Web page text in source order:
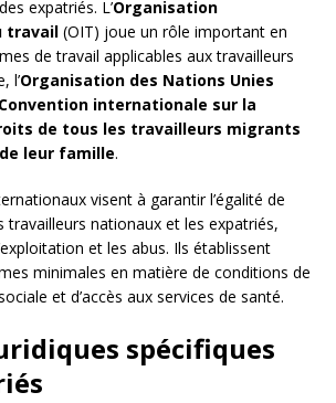
expatriés. L’Organisation
travail (OIT) joue un rôle important en
de travail applicables aux travailleurs
l’Organisation des Nations Unies
Convention internationale sur la
de tous les travailleurs migrants
leur famille.
visent à garantir l’égalité de
nationaux et les expatriés,
et les abus. Ils établissent
minimales en matière de conditions de
et d’accès aux services de santé.
spécifiques